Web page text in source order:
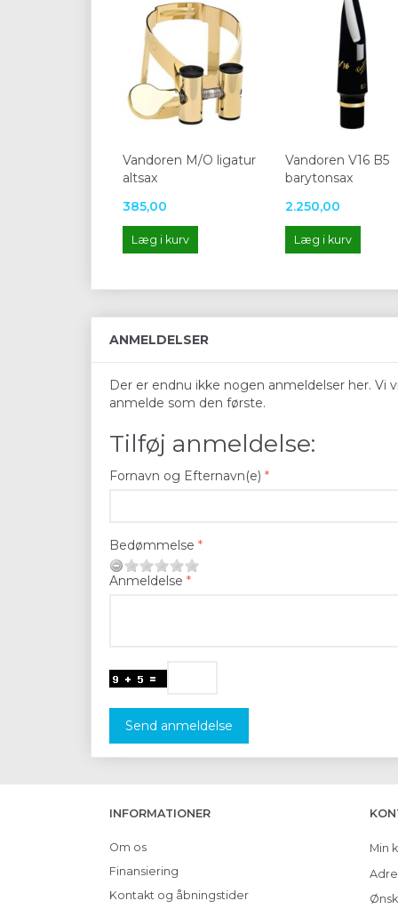
Vandoren M/O ligatur
altsax
385,00
Læg i kurv
Vandoren V16 B5
barytonsax
2.250,00
Læg i kurv
ANMELDELSER
Der er endnu ikke nogen anmeldelser her. Vi
anmelde som den første.
Tilføj anmeldelse:
Fornavn og Efternavn(e)
Bedømmelse
Anmeldelse
Send anmeldelse
INFORMATIONER
Om os
Finansiering
Kontakt og åbningstider
Min